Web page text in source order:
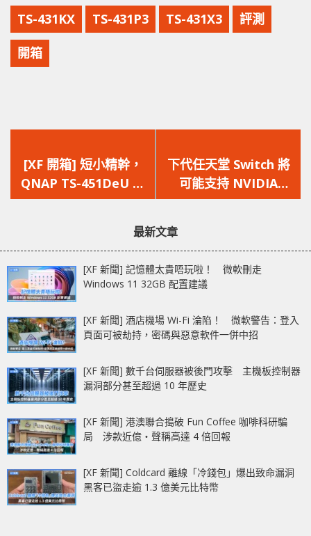
TS-431KX TS-431P3 TS-431X3 評測
開箱
一
篇
文
[XF 開箱] 短小精幹，
QNAP TS-451DeU 短
身 1U NAS
一
篇
文
下代任天堂 Switch 將
可能支持 NVIDIA
DLSS 2.0 技術 ?!
最新文章
[XF 新聞] 記憶體太貴唔玩啦！ 微軟刪走
Windows 11 32GB 配置建議
[XF 新聞] 酒店機場 Wi-Fi 淪陷！ 微軟警告：登入
頁面可被劫持，密碼與惡意軟件一併中招
[XF 新聞] 數千台伺服器被後門攻擊 主機板控制器
漏洞部分甚至超過 10 年歷史
[XF 新聞] 港澳聯合搗破 Fun Coffee 咖啡科研騙
局 涉款近億‧聲稱高達 4 倍回報
[XF 新聞] Coldcard 離線「冷錢包」爆出致命漏洞
黑客已盜走逾 1.3 億美元比特幣